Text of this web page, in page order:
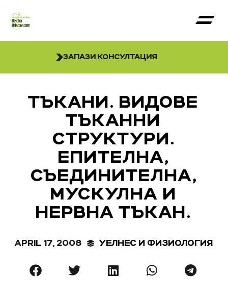
ЗАПАЗИ КОНСУЛТАЦИЯ
ТЪКАНИ. ВИДОВЕ
ТЪКАННИ
СТРУКТУРИ.
ЕПИТЕЛНА,
СЪЕДИНИТЕЛНА,
МУСКУЛНА И
НЕРВНА ТЪКАН.
APRIL 17, 2008 УЕЛНЕС И ФИЗИОЛОГИЯ